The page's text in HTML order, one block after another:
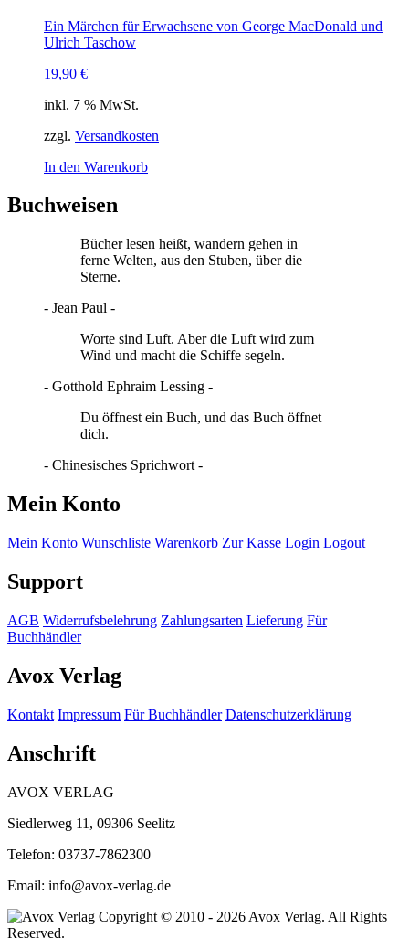
Ein Märchen für Erwachsene von George MacDonald und
Ulrich Taschow
19,90 €
inkl. 7 % MwSt.
zzgl. Versandkosten
In den Warenkorb
Buchweisen
Bücher lesen heißt, wandern gehen in
ferne Welten, aus den Stuben, über die
Sterne.
- Jean Paul -
Worte sind Luft. Aber die Luft wird zum
Wind und macht die Schiffe segeln.
- Gotthold Ephraim Lessing -
Du öffnest ein Buch, und das Buch öffnet
dich.
- Chinesisches Sprichwort -
Mein Konto
Mein Konto Wunschliste Warenkorb Zur Kasse Login Logout
Support
AGB Widerrufsbelehrung Zahlungsarten Lieferung Für
Buchhändler
Avox Verlag
Kontakt Impressum Für Buchhändler Datenschutzerklärung
Anschrift
AVOX VERLAG
Siedlerweg 11, 09306 Seelitz
Telefon: 03737-7862300
Email: info@avox-verlag.de
Copyright © 2010 - 2026 Avox Verlag. All Rights
Reserved.